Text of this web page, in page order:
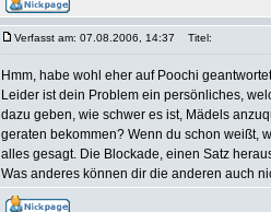
Verfasst am: 07.08.2006, 14:37 Titel:
Hmm, habe wohl eher auf Poochi
Leider ist dein Problem ein persönliches,
dazu geben, wie schwer es ist, Mädels
geraten bekommen? Wenn du schon weißt,
alles gesagt. Die Blockade, einen Satz
Was anderes können dir die anderen auch